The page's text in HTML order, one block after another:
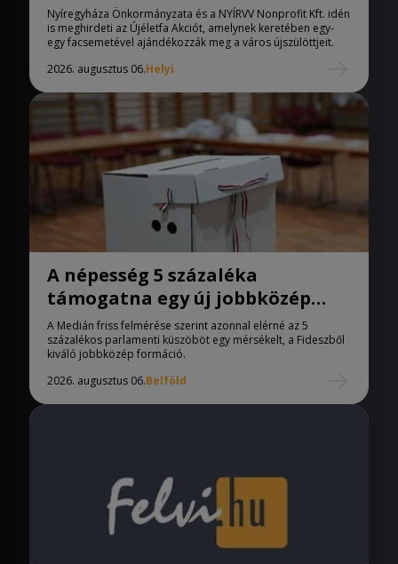
Nyíregyháza Önkormányzata és a NYÍRVV Nonprofit Kft. idén
is meghirdeti az Újéletfa Akciót, amelynek keretében egy-
egy facsemetével ajándékozzák meg a város újszülöttjeit.
2026. augusztus 06.Helyi
A népesség 5 százaléka
támogatna egy új jobbközép
pártot
A Medián friss felmérése szerint azonnal elérné az 5
százalékos parlamenti küszöböt egy mérsékelt, a Fideszből
kiváló jobbközép formáció.
2026. augusztus 06.Belföld